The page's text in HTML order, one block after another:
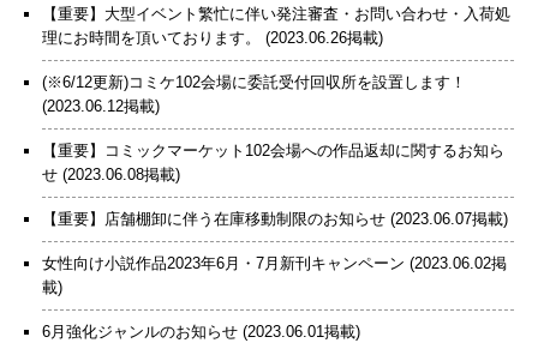
【重要】大型イベント繁忙に伴い発注審査・お問い合わせ・入荷処
理にお時間を頂いております。
(2023.06.26掲載)
(※6/12更新)コミケ102会場に委託受付回収所を設置します！
(2023.06.12掲載)
【重要】コミックマーケット102会場への作品返却に関するお知ら
せ (2023.06.08掲載)
【重要】店舗棚卸に伴う在庫移動制限のお知らせ (2023.06.07掲載)
女性向け小説作品2023年6月・7月新刊キャンペーン (2023.06.02掲
載)
6月強化ジャンルのお知らせ (2023.06.01掲載)